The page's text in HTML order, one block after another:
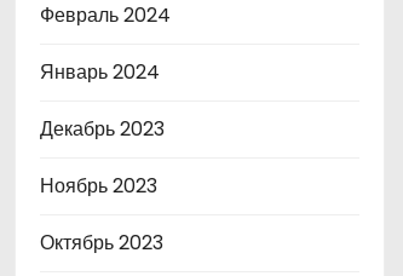
Февраль 2024
Январь 2024
Декабрь 2023
Ноябрь 2023
Октябрь 2023